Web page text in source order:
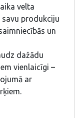
velta
produkciju
un
dažādu
vienlaicīgi –
ar